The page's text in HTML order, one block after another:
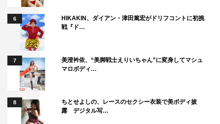
6
HIKAKIN、ダイアン・津田篤宏がドリフコントに初挑
戦『ド…
7
美澄衿依、“美脚戦士えりいちゃん”に変身してマシュ
マロボディ…
8
ちとせよしの、レースのセクシー衣装で美ボディ披
露 デジタル写…